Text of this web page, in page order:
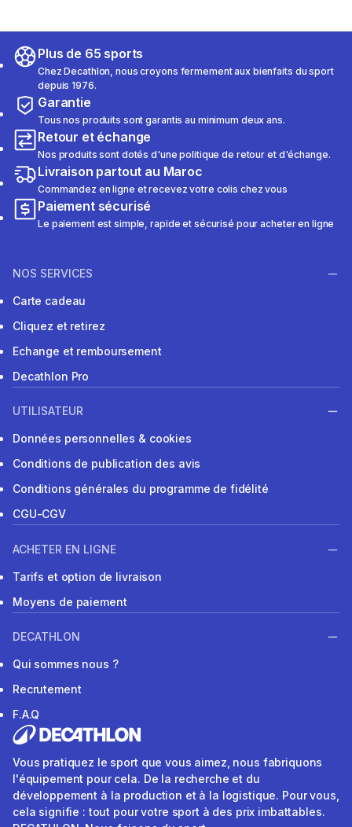
Plus de 65 sports
Chez Decathlon, nous croyons fermement aux bienfaits du sport
depuis 1976.
Garantie
Tous nos produits sont garantis au minimum deux ans.
Retour et échange
Nos produits sont dotés d'une politique de retour et d'échange.
Livraison partout au Maroc
Commandez en ligne et recevez votre colis chez vous
Paiement sécurisé
Le paiement est simple, rapide et sécurisé pour acheter en ligne
NOS SERVICES
Carte cadeau
Cliquez et retirez
Echange et remboursement
Decathlon Pro
UTILISATEUR
Données personnelles & cookies
Conditions de publication des avis
Conditions générales du programme de fidélité
CGU-CGV
ACHETER EN LIGNE
Tarifs et option de livraison
Moyens de paiement
DECATHLON
Qui sommes nous ?
Recrutement
F.A.Q
Vous pratiquez le sport que vous aimez, nous fabriquons
l'équipement pour cela. De la recherche et du
développement à la production et à la logistique. Pour vous,
cela signifie : tout pour votre sport à des prix imbattables.